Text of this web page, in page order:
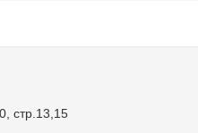
стр.13,15